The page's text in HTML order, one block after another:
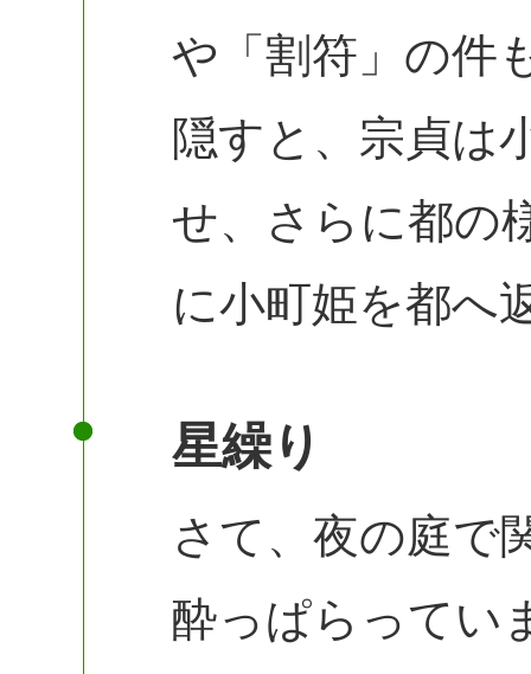
や「割符」の件
隠すと、宗貞は
せ、さらに都の
に小町姫を都へ
星繰り
さて、夜の庭で
酔っぱらってい